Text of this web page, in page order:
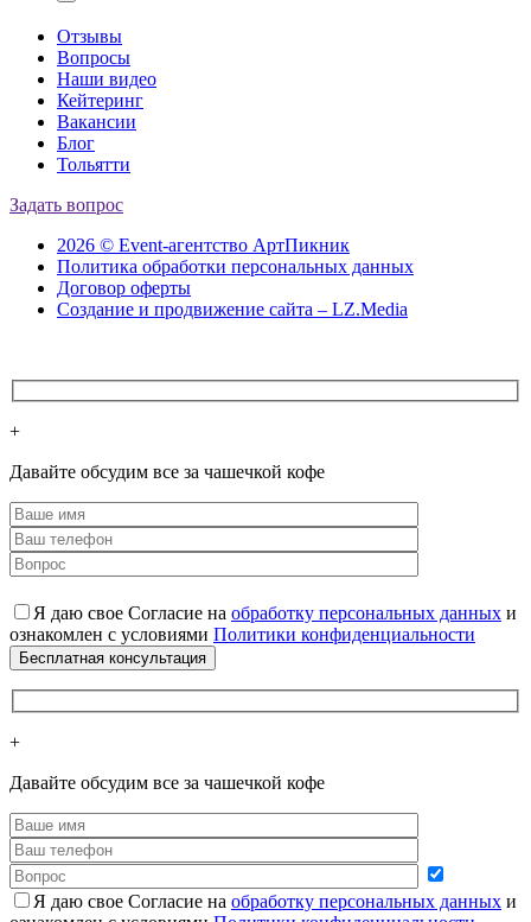
Отзывы
Вопросы
Наши видео
Кейтеринг
Вакансии
Блог
Тольятти
Задать вопрос
2026 © Event-агентство АртПикник
Политика обработки персональных данных
Договор оферты
Создание и продвижение сайта – LZ.Media
+
Давайте обсудим все за чашечкой кофе
Я даю свое Согласие на обработку персональных данных и
ознакомлен с условиями Политики конфиденциальности
+
Давайте обсудим все за чашечкой кофе
Я даю свое Согласие на обработку персональных данных и